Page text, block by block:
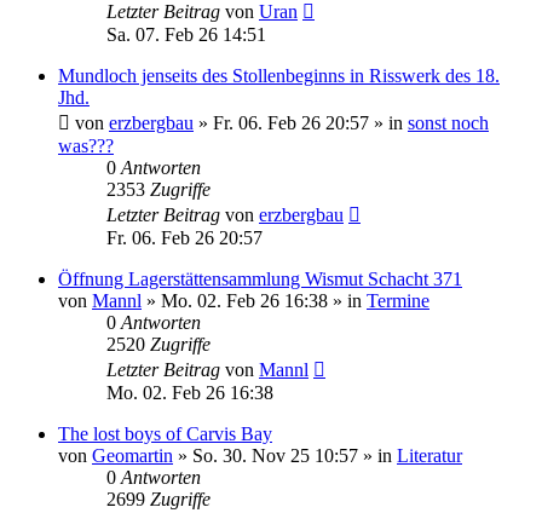
Letzter Beitrag von Uran
Sa. 07. Feb 26 14:51
Mundloch jenseits des Stollenbeginns in Risswerk des 18.
Jhd.
von erzbergbau » Fr. 06. Feb 26 20:57 » in sonst noch
was???
0 Antworten
2353 Zugriffe
Letzter Beitrag von erzbergbau
Fr. 06. Feb 26 20:57
Öffnung Lagerstättensammlung Wismut Schacht 371
von Mannl » Mo. 02. Feb 26 16:38 » in Termine
0 Antworten
2520 Zugriffe
Letzter Beitrag von Mannl
Mo. 02. Feb 26 16:38
The lost boys of Carvis Bay
von Geomartin » So. 30. Nov 25 10:57 » in Literatur
0 Antworten
2699 Zugriffe